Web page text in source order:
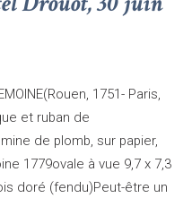
1751- Paris,
et ruban de
de plomb, sur papier,
1779ovale à vue 9,7 x 7,3
doré (fendu)Peut-être un